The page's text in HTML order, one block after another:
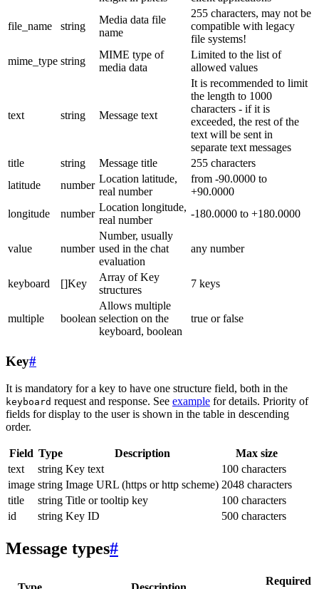
file_name string
Media data file
name
255 characters, may not be
compatible with legacy
file systems!
mime_type string
MIME type of
media data
Limited to the list of
allowed values
text string Message text
It is recommended to limit
the length to 1000
characters - if it is
exceeded, the rest of the
text will be sent in
separate text messages
title
string Message title
255 characters
latitude
number
Location latitude,
real number
from -90.0000 to
+90.0000
longitude
number
Location longitude,
real number
-180.0000 to +180.0000
value number
Number, usually
used in the chat
evaluation
any number
keyboard []Key
Array of Key
structures
7 keys
multiple boolean
Allows multiple
selection on the
keyboard, boolean
true or false
Key#
It is mandatory for a key to have one structure field, both in the
keyboard request and response. See example for details. Priority of
fields for display to the user is shown in the table in descending
order.
Field Type Description
Max size
text
string Key text
100 characters
image string Image URL (https or http scheme) 2048 characters
title
string Title or tooltip key
100 characters
id
string Key ID 500 characters
Message types#
Required